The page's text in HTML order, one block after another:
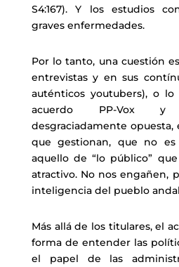
S4:167). Y los estudios
graves enfermedades.
Por lo tanto, una cuestión
entrevistas y en sus
auténticos youtubers), o
acuerdo PP-Vox y
desgraciadamente opuesta,
que gestionan, que no
aquello de “lo público”
atractivo. No nos engañen,
inteligencia del pueblo
Más allá de los titulares, el
forma de entender las
el papel de las